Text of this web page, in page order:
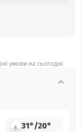
умови на сьогодні
31°/20°